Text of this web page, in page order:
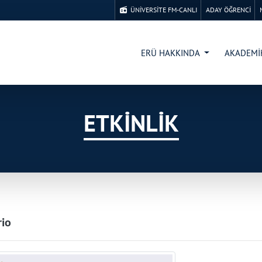
ÜNİVERSİTE FM-CANLI ADAY ÖĞRENCİ
ERÜ HAKKINDA
ETKİNLİK